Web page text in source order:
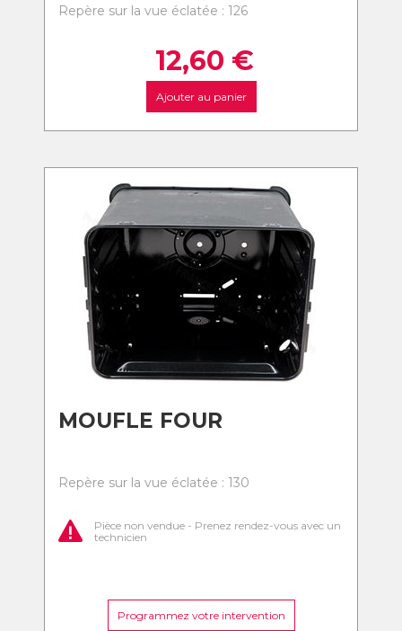
Repère sur la vue éclatée : 126
12,60 €
Ajouter au panier
MOUFLE FOUR
Repère sur la vue éclatée : 130
Pièce non vendue - Prenez rendez-vous avec un
technicien
Programmez votre intervention